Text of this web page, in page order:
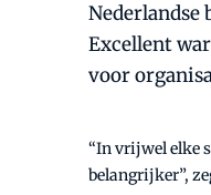
Excellent
voor
“In vrijwel elke
belangrijker”,